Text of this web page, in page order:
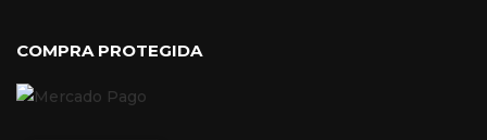
COMPRA PROTEGIDA